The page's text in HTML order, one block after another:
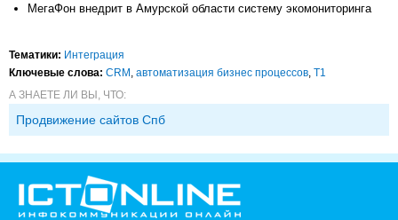
МегаФон внедрит в Амурской области систему экомониторинга
Тематики: Интеграция
Ключевые слова: CRM , автоматизация бизнес процессов, Т1
А ЗНАЕТЕ ЛИ ВЫ, ЧТО:
Продвижение сайтов Спб